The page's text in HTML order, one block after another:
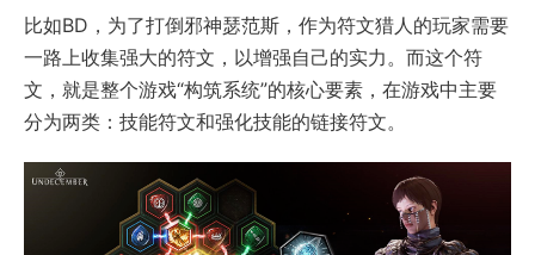
比如BD，为了打倒邪神瑟范斯，作为符文猎人的玩家需要
一路上收集强大的符文，以增强自己的实力。而这个符
文，就是整个游戏“构筑系统”的核心要素，在游戏中主要
分为两类：技能符文和强化技能的链接符文。